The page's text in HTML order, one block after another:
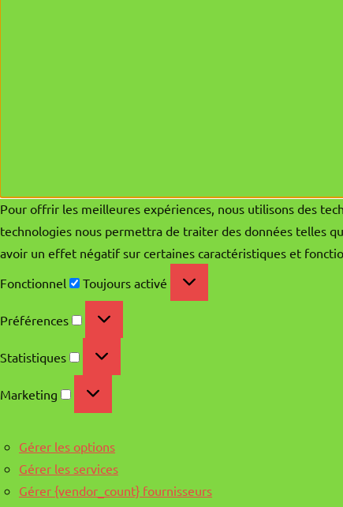
Pour offrir les meilleures expériences, nous utilisons des
technologies nous permettra de traiter des données telles
avoir un effet négatif sur certaines caractéristiques et
Fonctionnel
Toujours activé
Préférences
Préférences
Statistiques
Statistiques
Marketing
Marketing
Gérer les options
Gérer les services
Gérer {vendor_count} fournisseurs